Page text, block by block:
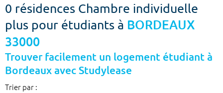
Ville, école
Budget min
€
Budget max
0 résidences Chambre individuelle
plus pour étudiants à BORDEAUX
33000
Trouver facilement un logement étudiant à
Bordeaux avec Studylease
Trier par :